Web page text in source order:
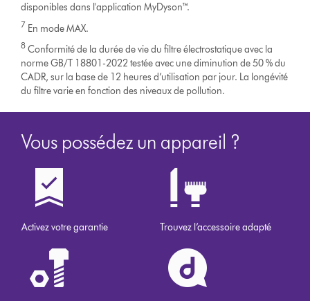
disponibles dans l'application MyDyson™.
7 En mode MAX.
8 Conformité de la durée de vie du filtre électrostatique avec la
norme GB/T 18801-2022 testée avec une diminution de 50 % du
CADR, sur la base de 12 heures d’utilisation par jour. La longévité
du filtre varie en fonction des niveaux de pollution.
Vous possédez un appareil ?
Activez votre garantie Trouvez l’accessoire adapté